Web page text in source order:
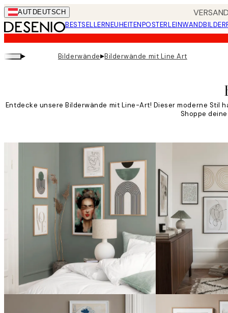
Skip
to
main
content.
AUT DEUTSCH
BESTSELLERNEUHEITENPOSTERLEINWANDBILDER
▸ Bilderwände▸Bilderwände mit Line Art
Entdecke unsere Bilderwände mit Line-Art! Dieser moderne Stil
Shoppe